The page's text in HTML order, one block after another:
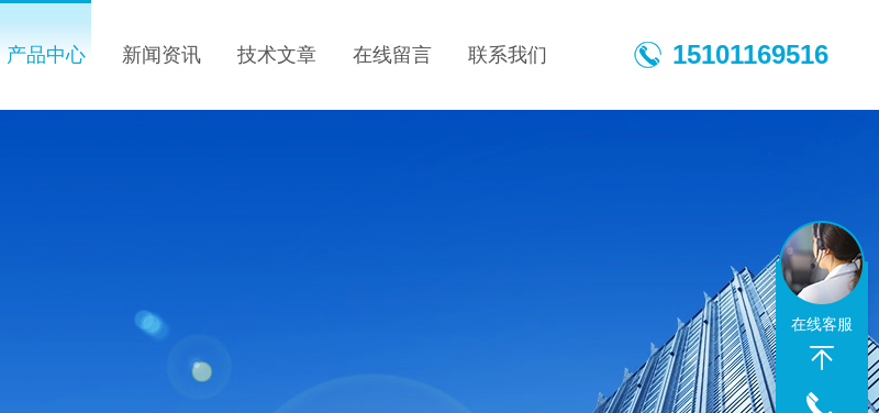
产品中心 新闻资讯 技术文章 在线留言 联系我们 15101169516
在线客服